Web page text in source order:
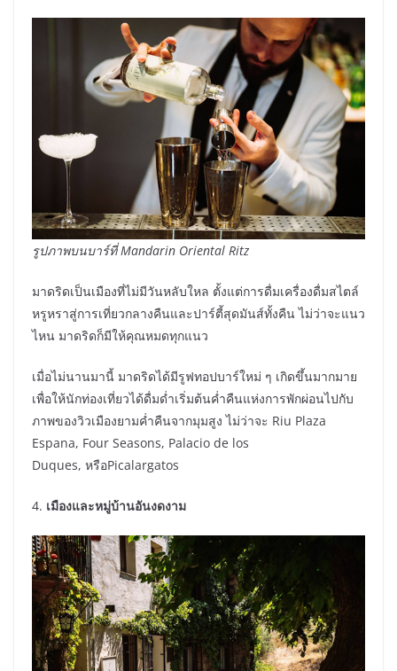
รูปภาพบนบาร์ที่Mandarin Oriental Ritz
มาดริดเป็นเมืองที่ไม่มีวันหลับใหล ตั้งแต่การดื่มเครื่องดื่มสไตล์
หรูหราสู่การเที่ยวกลางคืนและปาร์ตี้สุดมันส์ทั้งคืน ไม่ว่าจะแนว
ไหน มาดริดก็มีให้คุณหมดทุกแนว
เมื่อไม่นานมานี้ มาดริดได้มีรูฟทอปบาร์ใหม่ ๆ เกิดขึ้นมากมาย
เพื่อให้นักท่องเที่ยวได้ดื่มด่ำเริ่มต้นค่ำคืนแห่งการพักผ่อนไปกับ
ภาพของวิวเมืองยามค่ำคืนจากมุมสูง ไม่ว่าจะ Riu Plaza
Espana, Four Seasons, Palacio de los
Duques, หรือPicalargatos
4. เมืองและหมู่บ้านอันงดงาม